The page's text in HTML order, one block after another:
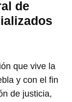
de
que vive la
y con el fin
de justicia,